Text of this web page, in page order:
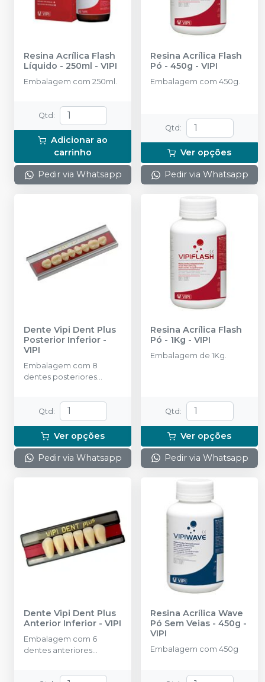
Resina Acrílica Flash
Líquido - 250ml - VIPI
Embalagem com 250ml.
Qtd :
Adicionar ao
carrinho
Pedir via Whatsapp
Resina Acrílica Flash
Pó - 450g - VIPI
Embalagem com 450g.
Qtd :
Ver opções
Pedir via Whatsapp
Dente Vipi Dent Plus
Posterior Inferior -
VIPI
Embalagem com 8
dentes posteriores
Qtd :
Ver opções
Pedir via Whatsapp
Resina Acrílica Flash
Pó - 1Kg - VIPI
Embalagem de 1Kg.
Qtd :
Ver opções
Pedir via Whatsapp
Dente Vipi Dent Plus
Anterior Inferior - VIPI
Embalagem com 6
dentes anteriores
Resina Acrílica Wave
Pó Sem Veias - 450g -
VIPI
Embalagem com 450g